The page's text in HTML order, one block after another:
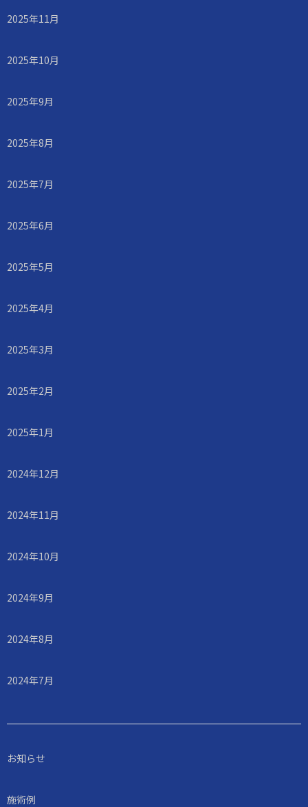
2025年11月
2025年10月
2025年9月
2025年8月
2025年7月
2025年6月
2025年5月
2025年4月
2025年3月
2025年2月
2025年1月
2024年12月
2024年11月
2024年10月
2024年9月
2024年8月
2024年7月
お知らせ
施術例